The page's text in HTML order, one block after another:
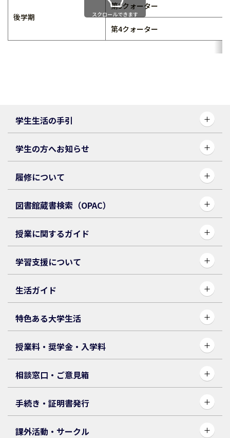
学生生活の手引
学生の方へお知らせ
履修について
図書館蔵書検索（OPAC）
授業に関するガイド
学習支援について
生活ガイド
特色ある大学生活
授業料・奨学⾦・入学料
相談窓口・ご意見箱
手続き・証明書発行
課外活動・サークル
後学期
第3クォーター
第4クォーター
スクロールできます